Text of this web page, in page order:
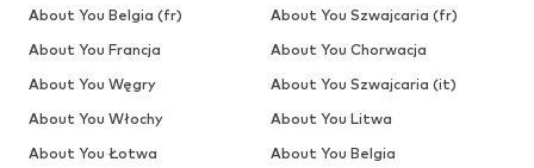
About You Belgia (fr)
About You Szwajcaria (fr)
About You Francja
About You Chorwacja
About You Węgry
About You Szwajcaria (it)
About You Włochy
About You Litwa
About You Łotwa
About You Belgia